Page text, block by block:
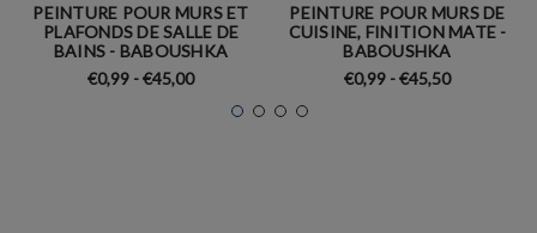
PEINTURE POUR MURS ET
PLAFONDS DE SALLE DE
BAINS - BABOUSHKA
€0,99 - €45,00
PEINTURE POUR MURS DE
CUISINE, FINITION MATE -
BABOUSHKA
€0,99 - €45,50